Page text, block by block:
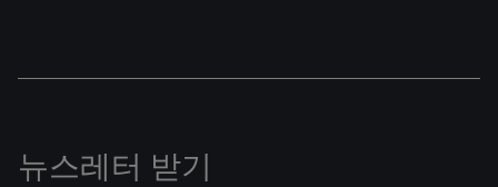
뉴스레터 받기